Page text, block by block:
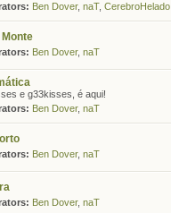
Ben Dover, naT, CerebroHelado
Monte
Ben Dover, naT
e g33kisses, é aqui!
Ben Dover, naT
Ben Dover, naT
Ben Dover, naT